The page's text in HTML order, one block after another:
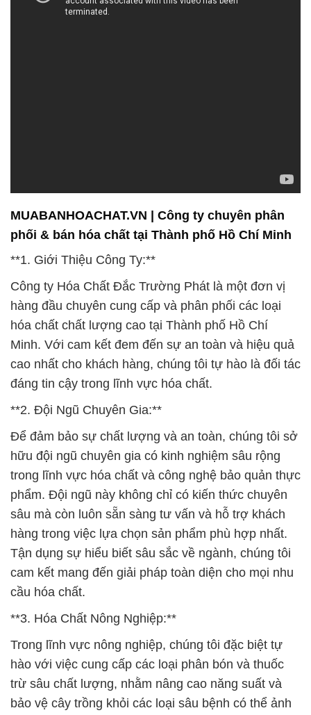
MUABANHOACHAT.VN | Công ty chuyên phân
phối & bán hóa chất tại Thành phố Hồ Chí Minh
**1. Giới Thiệu Công Ty:**
Công ty Hóa Chất Đắc Trường Phát là một đơn vị
hàng đầu chuyên cung cấp và phân phối các loại
hóa chất chất lượng cao tại Thành phố Hồ Chí
Minh. Với cam kết đem đến sự an toàn và hiệu quả
cao nhất cho khách hàng, chúng tôi tự hào là đối tác
đáng tin cậy trong lĩnh vực hóa chất.
**2. Đội Ngũ Chuyên Gia:**
Để đảm bảo sự chất lượng và an toàn, chúng tôi sở
hữu đội ngũ chuyên gia có kinh nghiệm sâu rộng
trong lĩnh vực hóa chất và công nghệ bảo quản thực
phẩm. Đội ngũ này không chỉ có kiến thức chuyên
sâu mà còn luôn sẵn sàng tư vấn và hỗ trợ khách
hàng trong việc lựa chọn sản phẩm phù hợp nhất.
Tận dụng sự hiểu biết sâu sắc về ngành, chúng tôi
cam kết mang đến giải pháp toàn diện cho mọi nhu
cầu hóa chất.
**3. Hóa Chất Nông Nghiệp:**
Trong lĩnh vực nông nghiệp, chúng tôi đặc biệt tự
hào với việc cung cấp các loại phân bón và thuốc
trừ sâu chất lượng, nhằm nâng cao năng suất và
bảo vệ cây trồng khỏi các loại sâu bệnh có thể ảnh